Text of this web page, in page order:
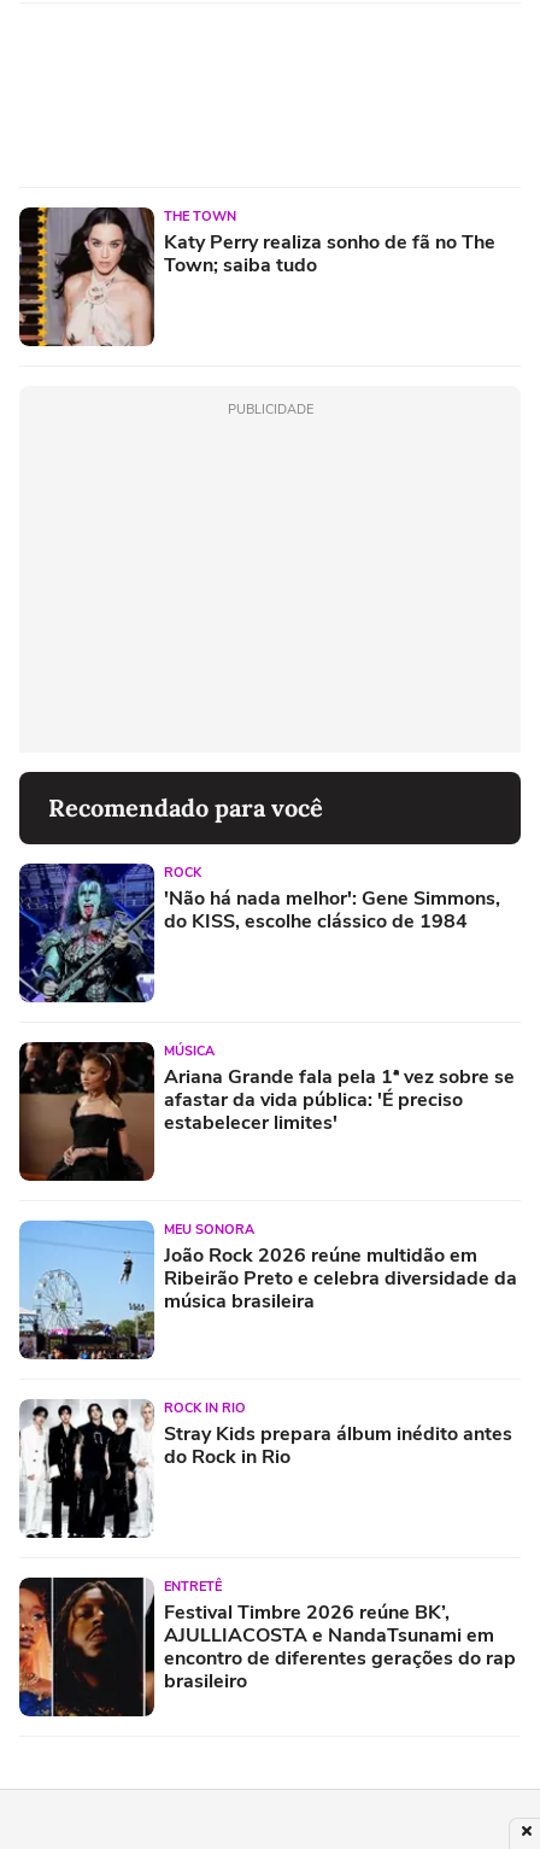
THE TOWN
Katy Perry realiza sonho de fã no The
Town; saiba tudo
PUBLICIDADE
Recomendado para você
ROCK
'Não há nada melhor': Gene Simmons,
do KISS, escolhe clássico de 1984
MÚSICA
Ariana Grande fala pela 1ª vez sobre se
afastar da vida pública: 'É preciso
estabelecer limites'
MEU SONORA
João Rock 2026 reúne multidão em
Ribeirão Preto e celebra diversidade da
música brasileira
ROCK IN RIO
Stray Kids prepara álbum inédito antes
do Rock in Rio
ENTRETÊ
Festival Timbre 2026 reúne BK’,
AJULLIACOSTA e NandaTsunami em
encontro de diferentes gerações do rap
brasileiro